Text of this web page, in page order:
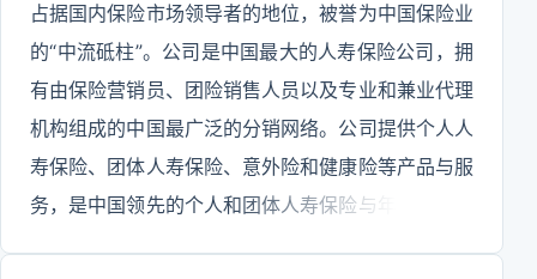
占据国内保险市场领导者的地位，被誉为中国保险业
的“中流砥柱”。公司是中国最大的人寿保险公司，拥
有由保险营销员、团险销售人员以及专业和兼业代理
机构组成的中国最广泛的分销网络。公司提供个人人
寿保险、团体人寿保险、意外险和健康险等产品与服
务，是中国领先的个人和团体人寿保险与年金产品、